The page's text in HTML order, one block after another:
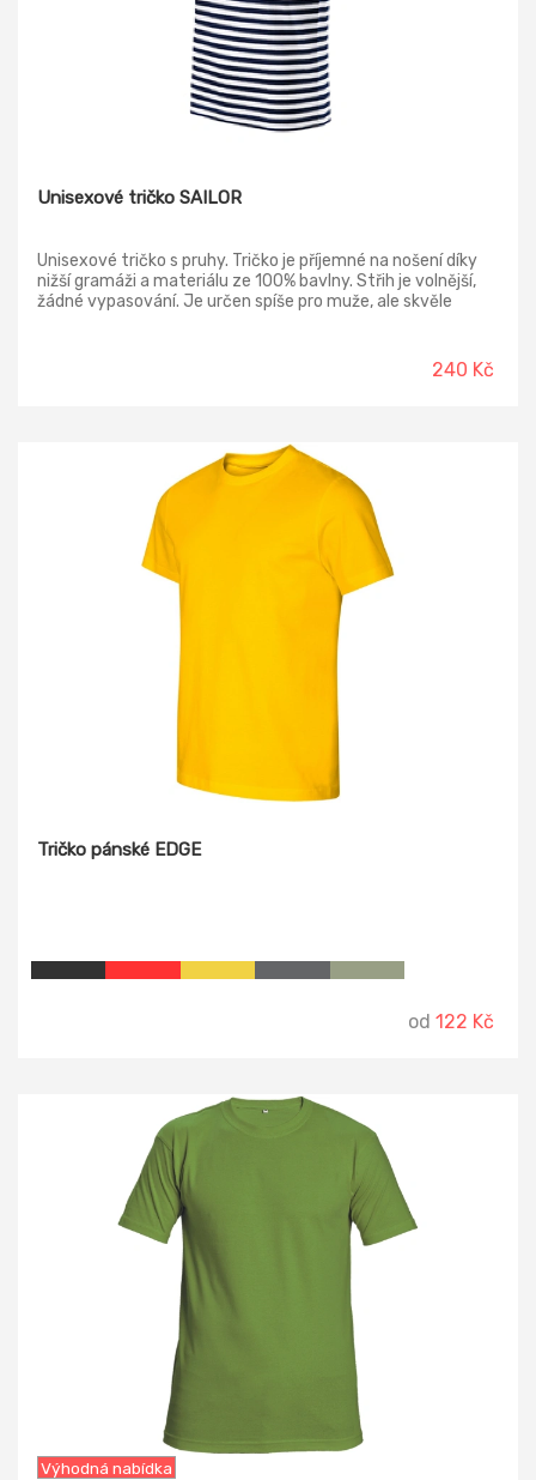
Unisexové tričko SAILOR
Unisexové tričko s pruhy. Tričko je příjemné na nošení díky
nižší gramáži a materiálu ze 100% bavlny. Střih je volnější,
žádné vypasování. Je určen spíše pro muže, ale skvěle
240 Kč
Tričko pánské EDGE
od 122 Kč
Výhodná nabídka